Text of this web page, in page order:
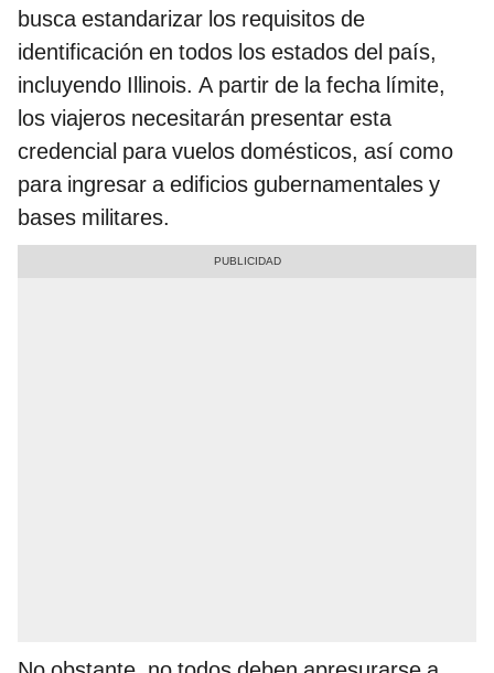
busca estandarizar los requisitos de
identificación en todos los estados del país,
incluyendo Illinois. A partir de la fecha límite,
los viajeros necesitarán presentar esta
credencial para vuelos domésticos, así como
para ingresar a edificios gubernamentales y
bases militares.